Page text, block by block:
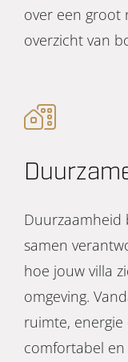
over een groot
overzicht van
Duurzaamheid
samen
hoe jouw villa
omgeving.
ruimte,
comfortabel